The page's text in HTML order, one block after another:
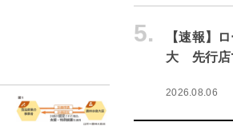
5.
【速報】
大 先行店
2026.08.06